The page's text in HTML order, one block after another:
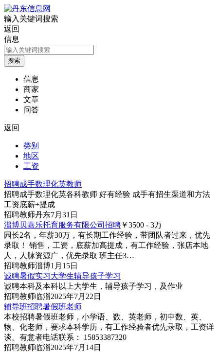
输入关键词搜索
返回
信息
信息
商家
文章
问答
返回
类别
地区
工资
招聘成手数理化英教师
招聘成手数理化英各科教师 好有经验 成手有招生渠道和方法
工资底薪+提成
招聘教师丹东7月31日
淄博贝嘉乐托育服务有限公司招聘 ￥3500 - 3万
园长2名，年薪30万，有长期工作经验，带团队者过来，优先
录取！ 销售，工资，底薪加高提成，有工作经验，张店本地
人，人脉资源广，优先录取 班主任3…
招聘教师淄博1月15日
诚聘暑假实习大学生辅导孩子学习
诚聘本科及本科以上大学生，辅导孩子学习，及作业
招聘教师临淄2025年7月22日
辅导班招聘暑假班老师
本校招聘暑假班老师，小学语、数、英老师，初中数、英、
物、化老师，要求本科学历，有工作经验者优先录取，工资详
谈。有意者电话联系： 15853387320
招聘教师临淄2025年7月14日